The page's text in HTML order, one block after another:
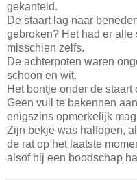
gekanteld.
De staart lag naar
gebroken? Het had er alle
misschien zelfs.
De achterpoten waren
schoon en wit.
Het bontje onder de
Geen vuil te bekennen
enigszins opmerkelijk
Zijn bekje was halfopen,
de rat op het laatste
alsof hij een boodschap